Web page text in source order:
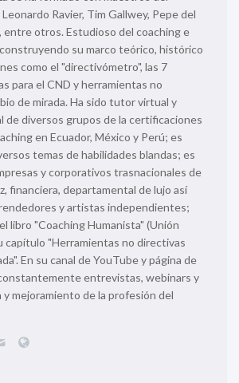
Ravier, Tim Gallwey, Pepe del
entre otros. Estudioso del coaching e
su marco teórico, histórico
como el "directivómetro", las 7
para el CND y herramientas no
de mirada. Ha sido tutor virtual y
de diversos grupos de la certificaciones
en Ecuador, México y Perú; es
temas de habilidades blandas; es
y corporativos trasnacionales de
financiera, departamental de lujo así
y artistas independientes;
libro "Coaching Humanista" (Unión
capítulo "Herramientas no directivas
En su canal de YouTube y página de
entrevistas, webinars y
y mejoramiento de la profesión del